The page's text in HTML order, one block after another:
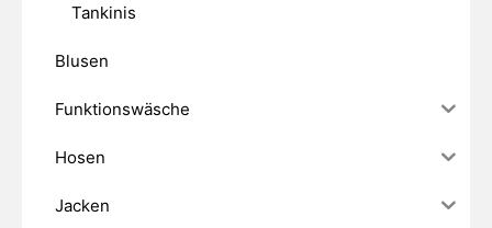
Tankinis
Blusen
Funktionswäsche
Hosen
Jacken